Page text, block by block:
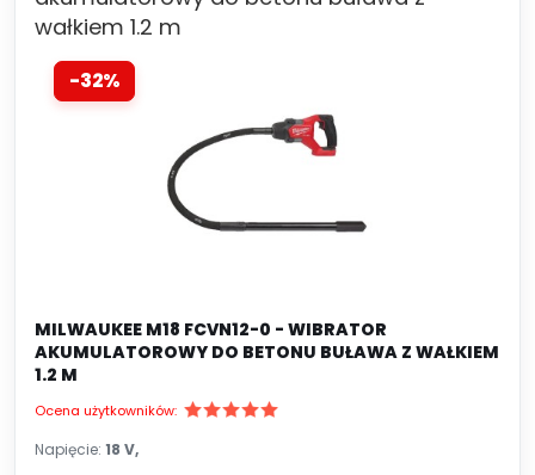
zagęszczaniu betonu buława wibracyjna rotary
i nierówności na powierzchniach
betonowych. Buława wibracyjna rotary jest
zwykle wyposażona w regulację prędkości
obrotowej walca oraz możliwość kontrolowania
głębokości penetracji w betonie. Buławy
wibracyjne rotary są ważnym narzędziem w
wałkiem 1.2 m
-32%
MILWAUKEE M18 FCVN12-0 - WIBRATOR
AKUMULATOROWY DO BETONU BUŁAWA Z WAŁKIEM
1.2 M
Ocena użytkowników:
Napięcie: 18 V,